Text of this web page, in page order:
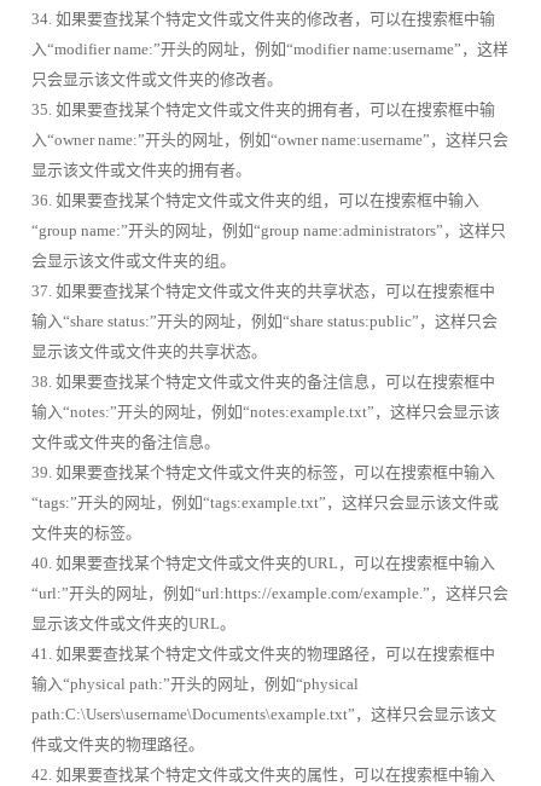
34. 如果要查找某个特定文件或文件夹的修改者，可以在搜索框中输
入“modifier name:”开头的网址，例如“modifier name:username”，这样
只会显示该文件或文件夹的修改者。
35. 如果要查找某个特定文件或文件夹的拥有者，可以在搜索框中输
入“owner name:”开头的网址，例如“owner name:username”，这样只会
显示该文件或文件夹的拥有者。
36. 如果要查找某个特定文件或文件夹的组，可以在搜索框中输入
“group name:”开头的网址，例如“group name:administrators”，这样只
会显示该文件或文件夹的组。
37. 如果要查找某个特定文件或文件夹的共享状态，可以在搜索框中
输入“share status:”开头的网址，例如“share status:public”，这样只会
显示该文件或文件夹的共享状态。
38. 如果要查找某个特定文件或文件夹的备注信息，可以在搜索框中
输入“notes:”开头的网址，例如“notes:example.txt”，这样只会显示该
文件或文件夹的备注信息。
39. 如果要查找某个特定文件或文件夹的标签，可以在搜索框中输入
“tags:”开头的网址，例如“tags:example.txt”，这样只会显示该文件或
文件夹的标签。
40. 如果要查找某个特定文件或文件夹的URL，可以在搜索框中输入
“url:”开头的网址，例如“url:https://example.com/example.”，这样只会
显示该文件或文件夹的URL。
41. 如果要查找某个特定文件或文件夹的物理路径，可以在搜索框中
输入“physical path:”开头的网址，例如“physical
path:C:\Users\username\Documents\example.txt”，这样只会显示该文
件或文件夹的物理路径。
42. 如果要查找某个特定文件或文件夹的属性，可以在搜索框中输入